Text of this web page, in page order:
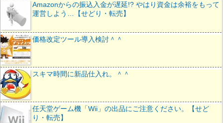
Amazonからの振込入金が遅延!? やはり資金は余裕をもって
運営しよう…【せどり・転売】
価格改定ツール導入検討＾＾
スキマ時間に新品仕入れ。＾＾
任天堂ゲーム機「Wii」の出品にご注意ください。【せど
り・転売】